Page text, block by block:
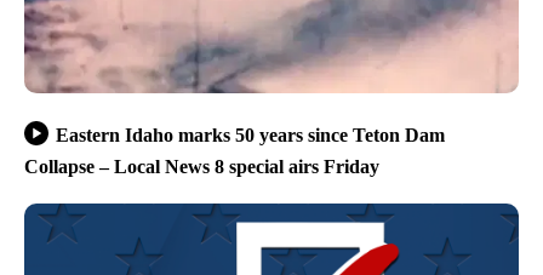
Eastern Idaho marks 50 years since Teton Dam
Collapse – Local News 8 special airs Friday